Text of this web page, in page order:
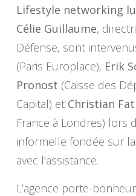
Lifestyle networking
Célie Guillaume,
Défense, sont
(Paris Europlace), Erik
Pronost (Caisse des
Capital) et Christian
France à Londres) lors
informelle fondée sur la
avec l’assistance.
L’agence porte-